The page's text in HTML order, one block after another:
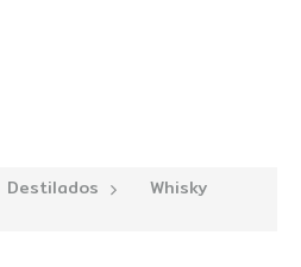
Destilados —›
Whisky